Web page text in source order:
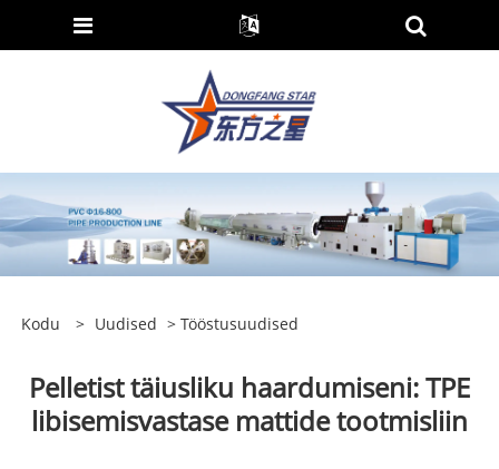
Kodu > Uudised > Tööstusuudised
Pelletist täiusliku haardumiseni: TPE
libisemisvastase mattide tootmisliin